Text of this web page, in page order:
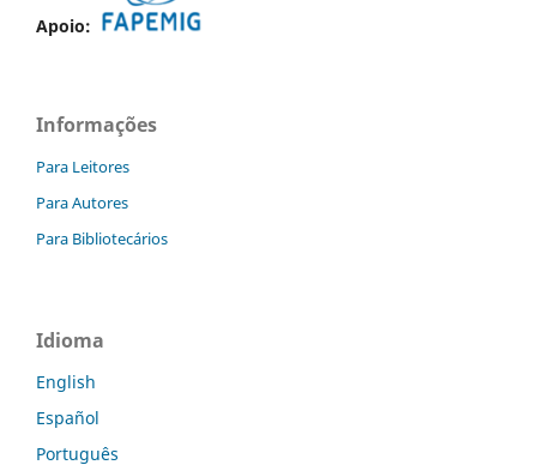
Apoio:
Informações
Para Leitores
Para Autores
Para Bibliotecários
Idioma
English
Español
Português